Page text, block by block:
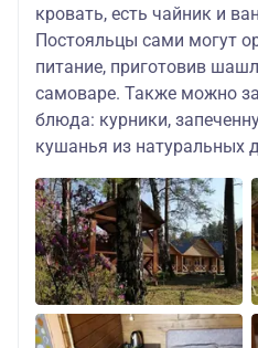
кровать, есть чайник и
Постояльцы сами могут
питание, приготовив
самоваре. Также можно
блюда: курники,
кушанья из натуральных